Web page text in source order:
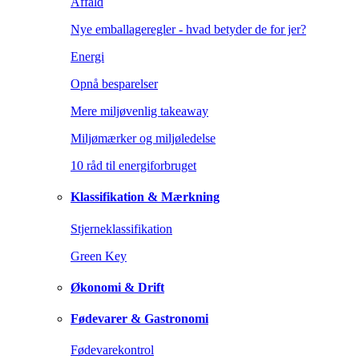
Nye emballageregler - hvad betyder de for jer?
Energi
Opnå besparelser
Mere miljøvenlig takeaway
Miljømærker og miljøledelse
10 råd til energiforbruget
Klassifikation & Mærkning
Stjerneklassifikation
Green Key
Økonomi & Drift
Fødevarer & Gastronomi
Fødevarekontrol